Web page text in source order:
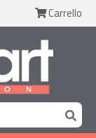
Carrello